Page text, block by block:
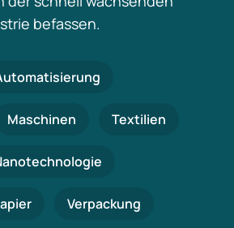
befassen.
Maschinen Textilien
Verpackung